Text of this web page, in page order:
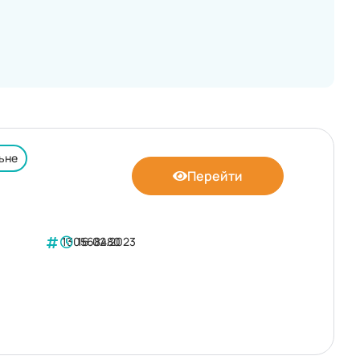
130568480
16.02.2023
Перейти